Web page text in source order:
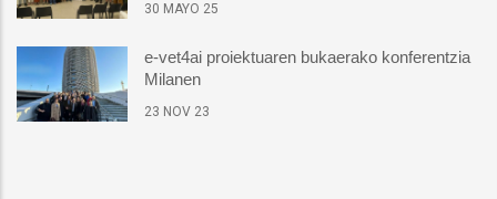
30 MAYO 25
e-vet4ai proiektuaren bukaerako konferentzia
Milanen
23 NOV 23